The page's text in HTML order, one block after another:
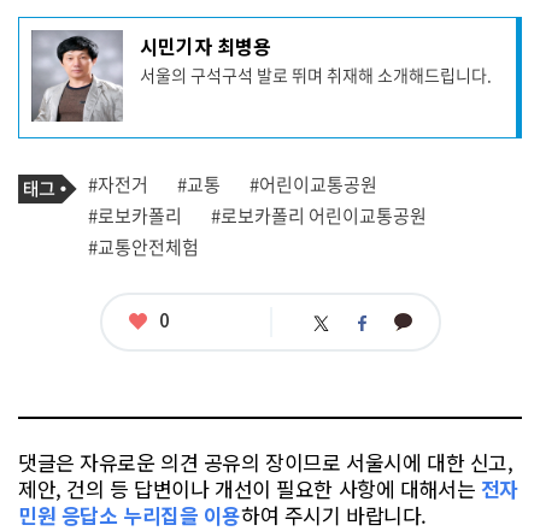
기
사
작
성
자
프
필
시민기자 최병용
서울의 구석구석 발로 뛰며 취재해 소개해드립니다.
사
관
련
태
태
그
#자전거 #교통
#어린이교통공원
#로보카폴리
#로보카폴리 어린이교통공원
#교통안전체험
좋
0 트 페 카
댓글은 자유로운 의견 공유의 장이므로 서울시에 대한 신고,
제안, 건의 등 답변이나 개선이 필요한 사항에 대해서는 전자
민원 응답소 누리집을 이용하여 주시기 바랍니다.